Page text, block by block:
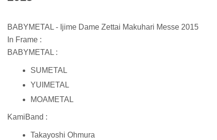
BABYMETAL - Ijime Dame Zettai Makuhari Messe 2015
In Frame :
BABYMETAL :
SUMETAL
YUIMETAL
MOAMETAL
KamiBand :
Takayoshi Ohmura